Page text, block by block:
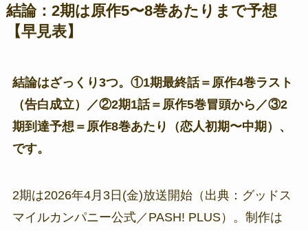
結論：2期は原作5〜8巻あたりまで予想
【早見表】
結論はざっくり3つ。①1期最終話＝原作4巻ラスト
（告白成立）／②2期1話＝原作5巻冒頭から／③2
期到達予想＝原作8巻あたり（恋人初期〜中期）、
です。
2期は2026年4月3日(金)放送開始（出典：グッドス
マイルカンパニー公式／PASH! PLUS）。制作は